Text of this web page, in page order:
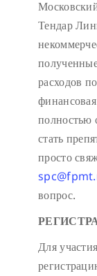
Тендар
расходов
полностью
стать
просто
вопрос.
Для